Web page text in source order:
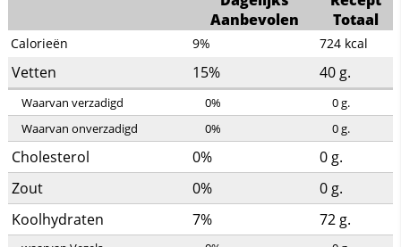
Aanbevolen
Totaal
Calorieën 9% 724 kcal
Vetten 15% 40 g.
Waarvan verzadigd 0% 0g.
Waarvan onverzadigd
0% 0g.
Cholesterol 0% 0 g.
Zout
0% 0 g.
Koolhydraten
7% 72 g.